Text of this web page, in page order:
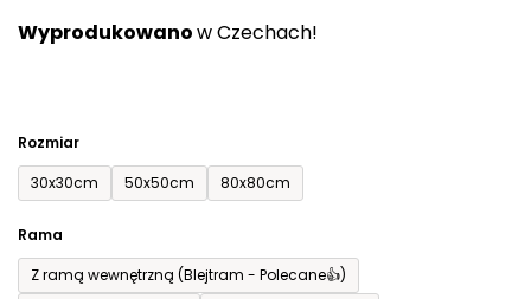
Wyprodukowanow Czechach!
Rozmiar
30x30cm
50x50cm 80x80cm
Rama
Z ramą wewnętrzną (Blejtram - Polecane👍)